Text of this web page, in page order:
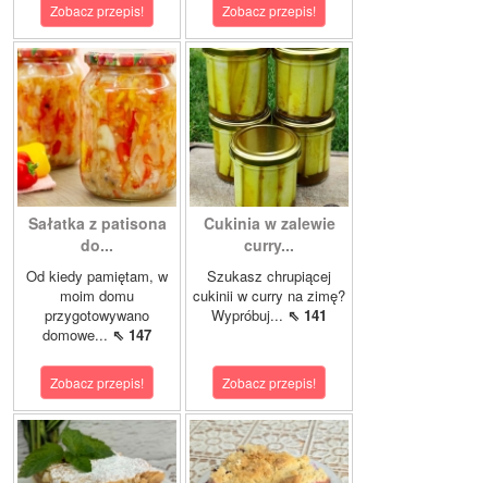
Zobacz przepis! Zobacz przepis!
Sałatka z patisona
do...
Od kiedy pamiętam, w
moim domu
przygotowywano
domowe... ⇖ 147
Zobacz przepis!
Cukinia w zalewie
curry...
Szukasz chrupiącej
cukinii w curry na zimę?
Wypróbuj... ⇖ 141
Zobacz przepis!